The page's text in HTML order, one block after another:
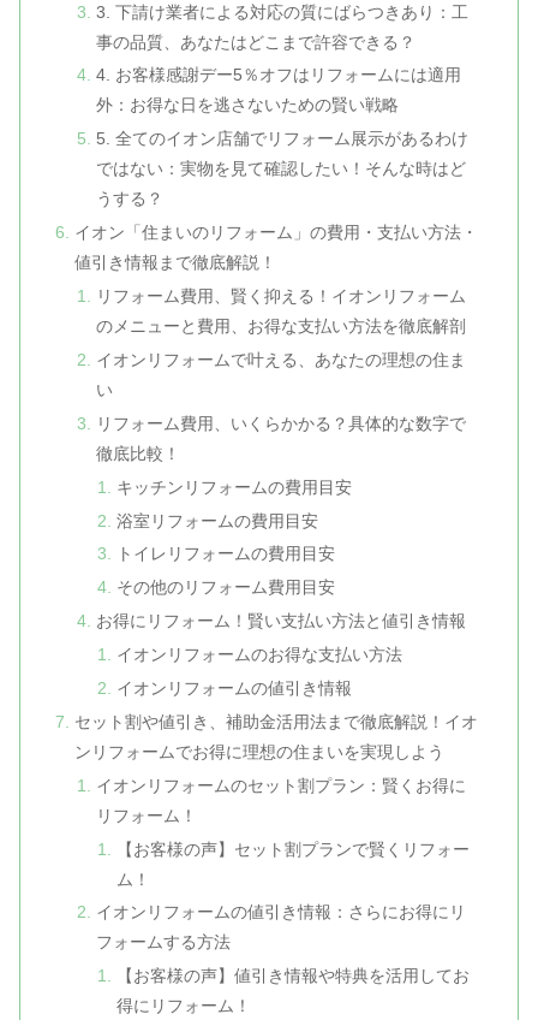
3. 下請け業者による対応の質にばらつきあり：工
事の品質、あなたはどこまで許容できる？
4. お客様感謝デー5％オフはリフォームには適用
外：お得な日を逃さないための賢い戦略
5. 全てのイオン店舗でリフォーム展示があるわけ
ではない：実物を見て確認したい！そんな時はど
うする？
イオン「住まいのリフォーム」の費用・支払い方法・
値引き情報まで徹底解説！
リフォーム費用、賢く抑える！イオンリフォーム
のメニューと費用、お得な支払い方法を徹底解剖
イオンリフォームで叶える、あなたの理想の住ま
い
リフォーム費用、いくらかかる？具体的な数字で
徹底比較！
キッチンリフォームの費用目安
浴室リフォームの費用目安
トイレリフォームの費用目安
その他のリフォーム費用目安
お得にリフォーム！賢い支払い方法と値引き情報
イオンリフォームのお得な支払い方法
イオンリフォームの値引き情報
セット割や値引き、補助金活用法まで徹底解説！イオ
ンリフォームでお得に理想の住まいを実現しよう
イオンリフォームのセット割プラン：賢くお得に
リフォーム！
【お客様の声】セット割プランで賢くリフォー
ム！
イオンリフォームの値引き情報：さらにお得にリ
フォームする方法
【お客様の声】値引き情報や特典を活用してお
得にリフォーム！